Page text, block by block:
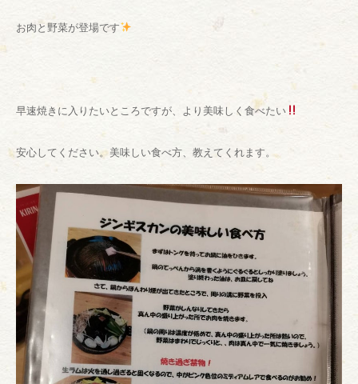
お肉と野菜が登場です
早速焼きに入りたいところですが、より美味しく食べたい
安心してください。美味しい食べ方、教えてくれます。